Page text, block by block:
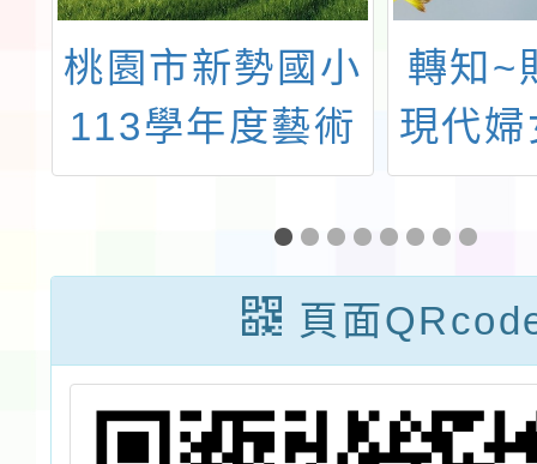
轉知~財團法人
現代婦女教育基
金會近期舉辦
「2024守護幸
福分享愛」募款
活動
有關
114學
數學
(第一
錯試
頁面